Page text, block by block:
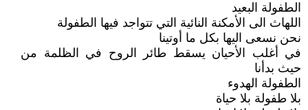
الطفولة البعيد
اللهاث الى الأمكنة النائية التي تتواجد فيها الطفولة
نحن نسعى اليها بكل ما أوتينا
في أغلب الأحيان يسقط طائر الروح في الظلمة من
حيث بدأنا
الطفولة الهدوء
بلا طفولة بلا حياة